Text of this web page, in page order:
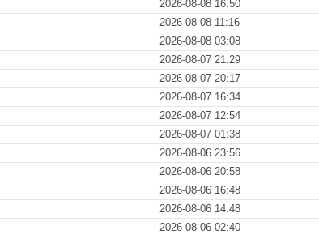
2026-08-08 16:50
2026-08-08 11:16
2026-08-08 03:08
2026-08-07 21:29
2026-08-07 20:17
2026-08-07 16:34
2026-08-07 12:54
2026-08-07 01:38
2026-08-06 23:56
2026-08-06 20:58
2026-08-06 16:48
2026-08-06 14:48
2026-08-06 02:40